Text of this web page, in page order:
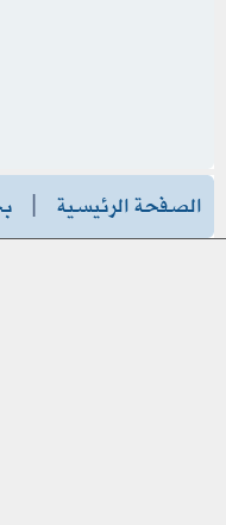
الصفحة الرئيسية |